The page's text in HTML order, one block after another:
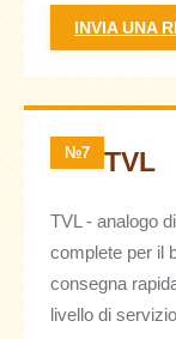
INVIA UNA
№7 TVL
TVL - analogo
complete per il
consegna
livello di